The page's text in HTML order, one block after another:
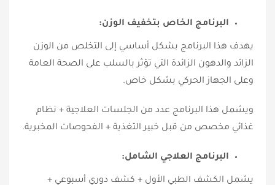
البرنامج الخاص بتخفيف الوزن:
يهدف هذا البرنامج بشكل أساسي إلى التخلص من الوزن
الزائد والدهون الزائدة التي تؤثر بالسلب على الصحة العامة
وعلى الجهاز الحركي بشكل خاص.
ويشمل هذا البرنامج عدد من الجلسات العلاجية + نظام
غذائي مخصص من قبل خبير التغذية + الفحوصات المخبرية.
البرنامج العلاجي الشامل:
يشمل الكشف الطبي الأول + كشف دوري أسبوعي +